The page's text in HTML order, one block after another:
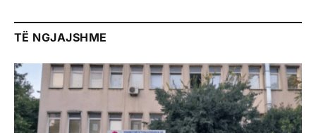
TË NGJAJSHME